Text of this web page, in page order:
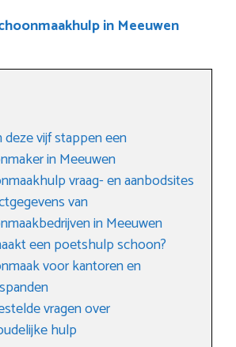
in Meeuwen
deze vijf stappen een
in Meeuwen
vraag- en aanbodsites
van
in Meeuwen
een poetshulp schoon?
voor kantoren en
vragen over
hulp